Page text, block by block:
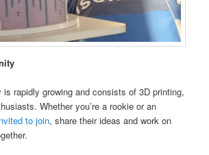
rapidly growing and consists of 3D printing,
Whether you’re a rookie or an
to join, share their ideas and work on